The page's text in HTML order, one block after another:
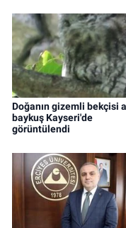
Doğanın gizemli bekçisi
baykuş Kayseri'de
görüntülendi